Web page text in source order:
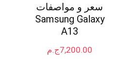
سعر و مواصفات
Samsung Galaxy
A13
ج.م7,200.00